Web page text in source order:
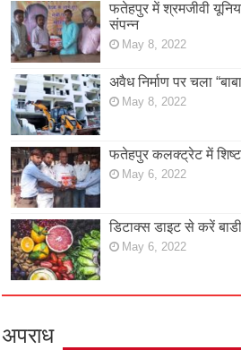
फतेहपुर में श्रमजीवी
संपन्न
May 8, 2022
अवैध निर्माण पर चला
May 8, 2022
फतेहपुर कलक्ट्रेट में
May 6, 2022
डिटाक्स डाइट से करें
May 6, 2022
अपराध